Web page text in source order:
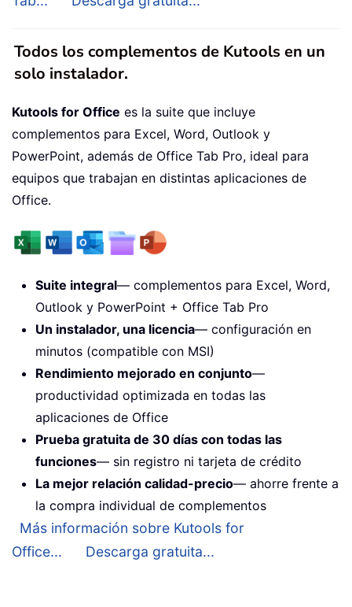
Todos los complementos de Kutools en un
solo instalador.
Kutools for Office es la suite que incluye
complementos para Excel, Word, Outlook y
PowerPoint, además de Office Tab Pro, ideal para
equipos que trabajan en distintas aplicaciones de
Office.
Suite integral— complementos para Excel, Word,
Outlook y PowerPoint + Office Tab Pro
Un instalador, una licencia— configuración en
minutos (compatible con MSI)
Rendimiento mejorado en conjunto—
productividad optimizada en todas las
aplicaciones de Office
Prueba gratuita de 30 días con todas las
funciones— sin registro ni tarjeta de crédito
La mejor relación calidad-precio— ahorre frente a
la compra individual de complementos
Más información sobre Kutools for
Office...
Descarga gratuita...